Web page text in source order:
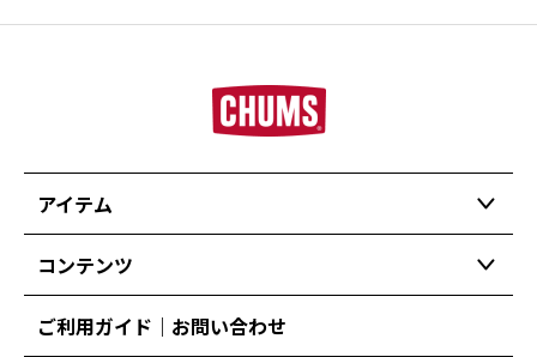
アイテム
コンテンツ
ご利用ガイド｜お問い合わせ